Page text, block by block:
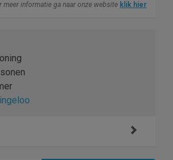
meer informatie ga naar onze website klik hier